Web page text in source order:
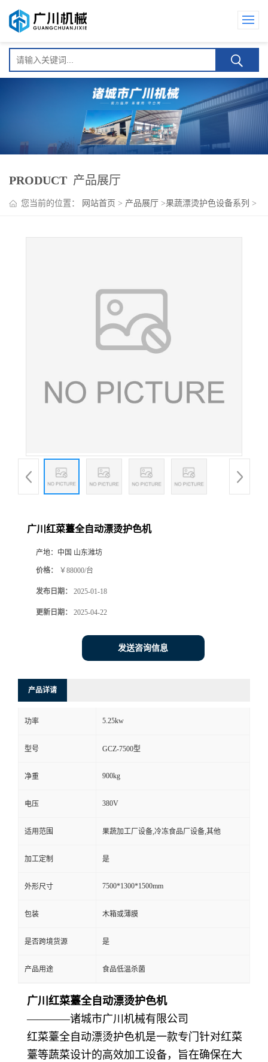
PRODUCT 产品展厅
您当前的位置： 网站首页 > 产品展厅 >果蔬漂烫护色设备系列 >
广川红菜薹全自动漂烫护色机
产地： 中国 山东潍坊
价格： ￥88000/台
发布日期： 2025-01-18
更新日期： 2025-04-22
发送咨询信息
产品详请
功率 5.25kw
型号 GCZ-7500型
净重 900kg
电压 380V
适用范围 果蔬加工厂设备,冷冻食品厂设备,其他
加工定制 是
外形尺寸 7500*1300*1500mm
包装 木箱或薄膜
是否跨境货源 是
产品用途 食品低温杀菌
广川红菜薹全自动漂烫护色机
————诸城市广川机械有限公司
红菜薹全自动漂烫护色机是一款专门针对红菜
薹等蔬菜设计的高效加工设备，旨在确保在大